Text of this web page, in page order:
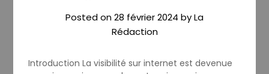
Posted on28 février 2024 byLa
Rédaction
Introduction La visibilité sur internet est devenue